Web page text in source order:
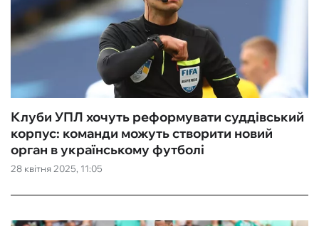
28 квітня 2025, 11:05
Клуби УПЛ хочуть реформувати суддівський
корпус: команди можуть створити новий
орган в українському футболі